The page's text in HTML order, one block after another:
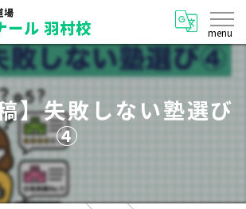
】失敗しない塾選び
④